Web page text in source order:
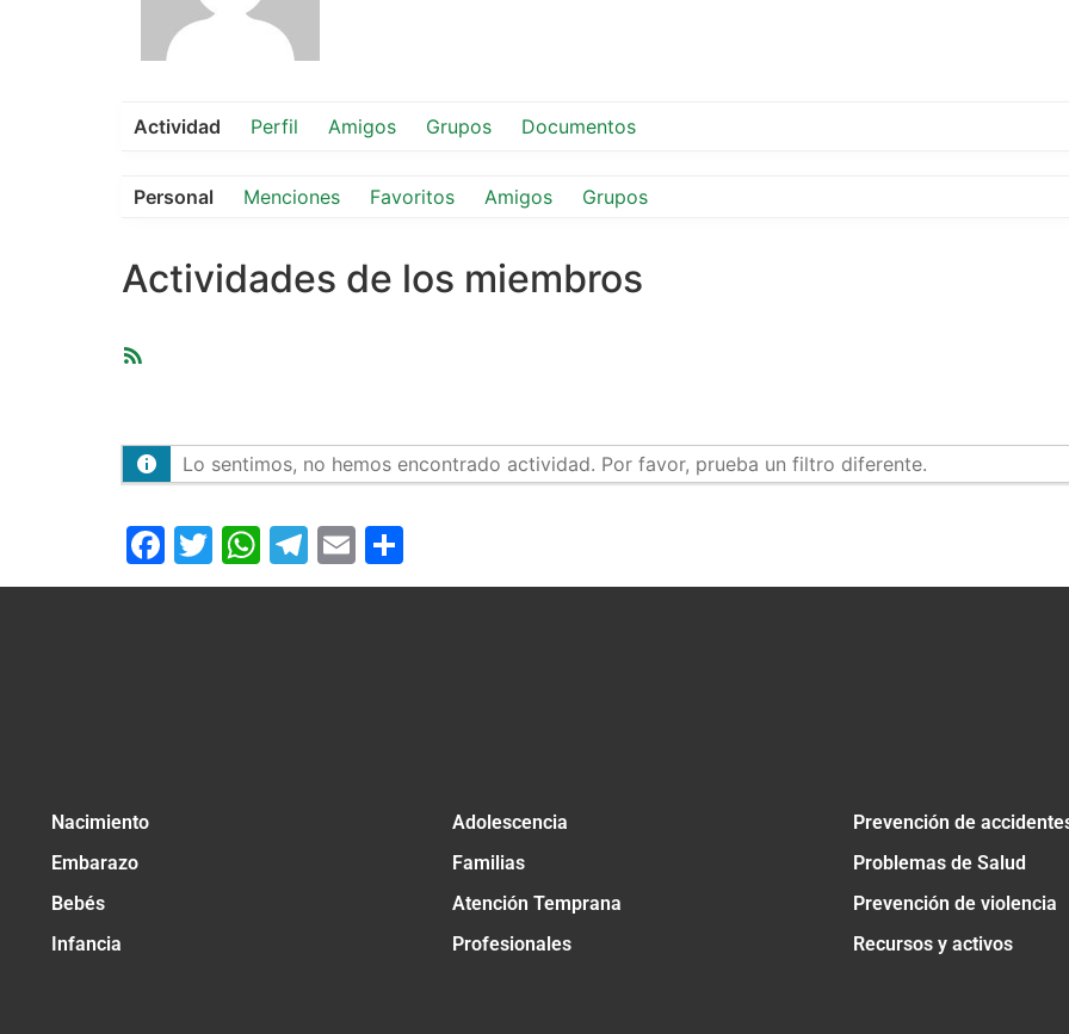
Actividad Perfil Amigos Grupos Documentos
Personal Menciones Favoritos Amigos Grupos
Actividades de los miembros
Lo sentimos, no hemos encontrado actividad. Por favor, prueba un filtro diferente.
Facebook
Twitter
WhatsApp
Telegram
Email
Nacimiento
Embarazo
Bebés
Infancia
Adolescencia
Familias
Atención Temprana
Profesionales
Prevención de
Problemas de Salud
Prevención de violencia
Recursos y activos